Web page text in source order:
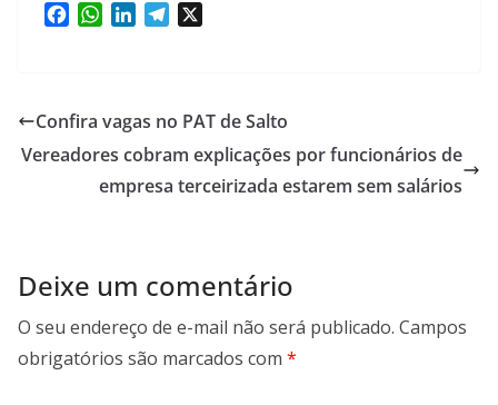
b
o
W
s
p
p
e
I
n
g
a
m
Confira vagas no PAT de Salto
Vereadores cobram explicações por funcionários de
empresa terceirizada estarem sem salários
Deixe um comentário
O seu endereço de e-mail não será publicado. Campos
obrigatórios são marcados com *